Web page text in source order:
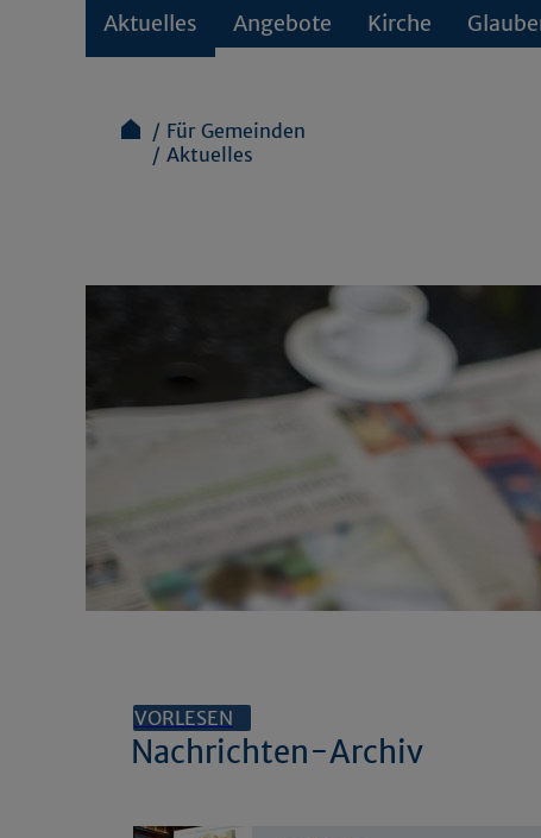
Aktuelles Angebote Kirche
Für Gemeinden
Aktuelles
VORLESEN
Nachrichten-Archiv